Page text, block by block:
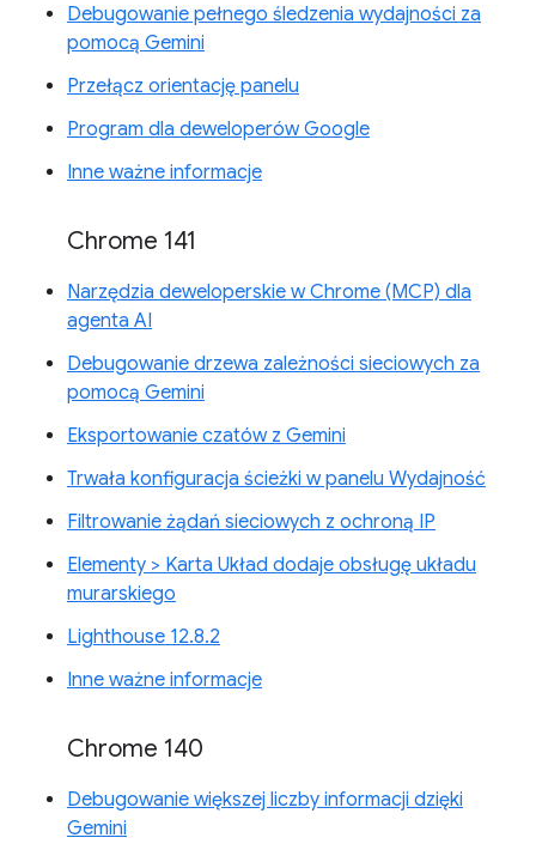
Debugowanie pełnego śledzenia wydajności za
pomocą Gemini
Przełącz orientację panelu
Program dla deweloperów Google
Inne ważne informacje
Chrome 141
Narzędzia deweloperskie w Chrome (MCP) dla
agenta AI
Debugowanie drzewa zależności sieciowych za
pomocą Gemini
Eksportowanie czatów z Gemini
Trwała konfiguracja ścieżki w panelu Wydajność
Filtrowanie żądań sieciowych z ochroną IP
Elementy > Karta Układ dodaje obsługę układu
murarskiego
Lighthouse 12.8.2
Inne ważne informacje
Chrome 140
Debugowanie większej liczby informacji dzięki
Gemini